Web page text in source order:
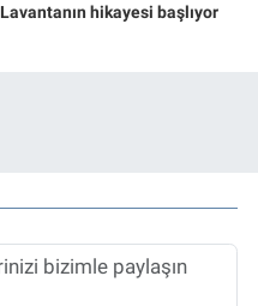
Lavantanın hikayesi başlıyor